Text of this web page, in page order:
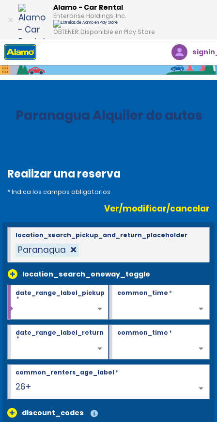
Alamo - Car Rental
Enterprise Holdings, Inc.
OBTENER: Disponible en Play Store
Inicio Oficinas
Paranagua Alquiler de autos
Realizar una reserva
* Indica los campos obligatorios
Ver/modificar/cancelar
Paranagua
location_search_oneway_toggle
location_search_pickup_and_return_placeholder
date_range_label_pickup
*
common_time*
date_range_label_return
*
common_time*
26+
common_renters_age_label*
discount_codes